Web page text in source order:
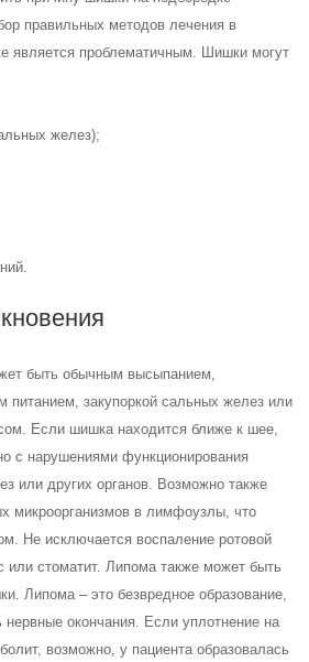
правильных методов лечения в
является проблематичным. Шишки могут
желез);
быть обычным высыпанием,
питанием, закупоркой сальных желез или
Если шишка находится ближе к шее,
с нарушениями функционирования
или других органов. Возможно также
микроорганизмов в лимфоузлы, что
Не исключается воспаление ротовой
или стоматит. Липома также может быть
Липома – это безвредное образование,
нервные окончания. Если уплотнение на
возможно, у пациента образовалась